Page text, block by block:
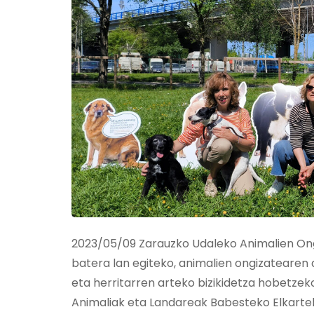
2023/05/09 Zarauzko Udaleko Animalien
batera lan egiteko, animalien
eta herritarren arteko bizikidetza
Animaliak eta Landareak Babesteko